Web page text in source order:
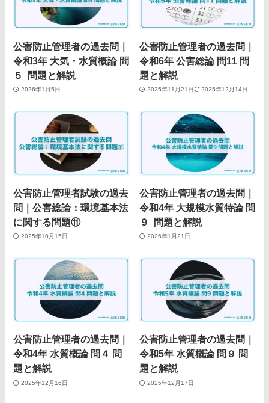
公害防止管理者の過去問｜
令和3年 大気・水質概論 問
５ 問題と解説
2026年1月5日
公害防止管理者の過去問｜
令和6年 公害総論 問11 問
題と解説
2025年11月21日 2025年12月14日
公害防止管理者試験の過去
問｜公害総論：環境基本法
に関する問題⑪
2025年10月15日
公害防止管理者の過去問｜
令和4年 大規模水質特論 問
９ 問題と解説
2026年1月21日
公害防止管理者の過去問｜
令和4年 水質概論 問４ 問
題と解説
2025年12月16日
公害防止管理者の過去問｜
令和5年 水質概論 問９ 問
題と解説
2025年12月17日